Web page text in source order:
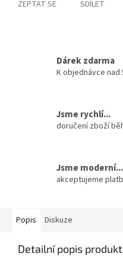
ZEPTAT SE SDÍLET
Dárek zdarma
K objednávce nad
Jsme rychlí...
doručení zboží
Jsme moderní...
akceptujeme
Popis Diskuze
Detailní popis